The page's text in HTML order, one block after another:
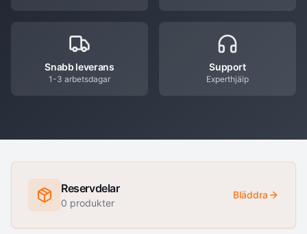
Snabb leverans
1-3 arbetsdagar
Support
Experthjälp
Reservdelar
0 produkter
Bläddra